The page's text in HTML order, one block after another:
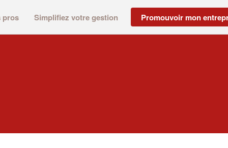
pros Simplifiez votre gestion Promouvoir mon